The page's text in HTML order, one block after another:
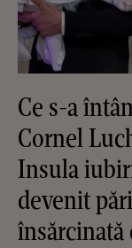
Ce s-a
Cornel
Insula
devenit